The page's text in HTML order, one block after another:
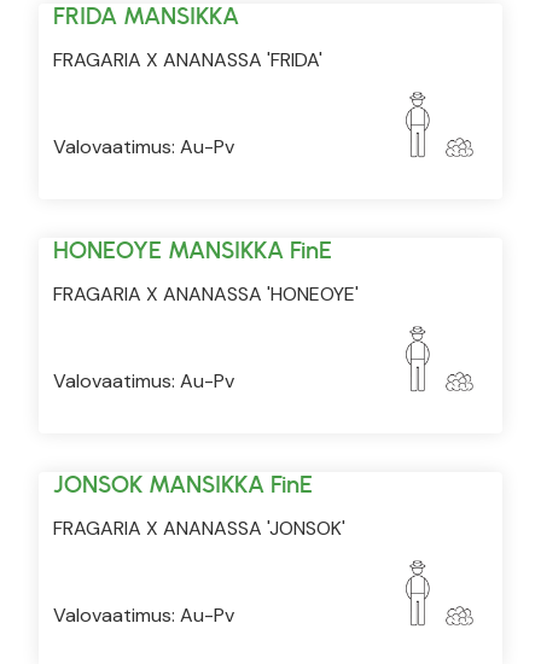
FRIDA MANSIKKA
FRAGARIA X ANANASSA 'FRIDA'
Valovaatimus: Au-Pv
HONEOYE MANSIKKA FinE
FRAGARIA X ANANASSA 'HONEOYE'
Valovaatimus: Au-Pv
JONSOK MANSIKKA FinE
FRAGARIA X ANANASSA 'JONSOK'
Valovaatimus: Au-Pv